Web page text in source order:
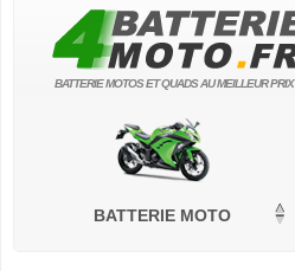
BATTERIE MOTOS ET QUADS AU MEILLEUR PRIX
BATTERIE MOTO